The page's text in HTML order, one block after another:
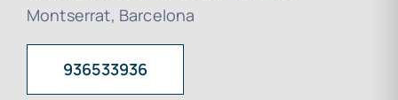
Montserrat, Barcelona
936533936